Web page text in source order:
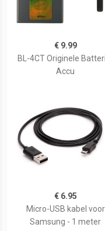
€ 9.99
BL-4CT Originele
Accu
€ 6.95
Micro-USB kabel voor
Samsung - 1 meter